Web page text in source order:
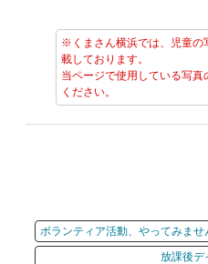
※くまさん横浜では、児童の
載しております。
当ページで使用している写
ください。
ボランティア活動、やってみませ
放課後デ